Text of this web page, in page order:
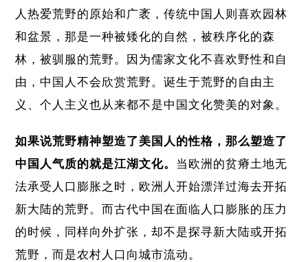
人热爱荒野的原始和广袤，传统中国人则喜欢园林
和盆景，那是一种被矮化的自然，被秩序化的森
林，被驯服的荒野。因为儒家文化不喜欢野性和自
由，中国人不会欣赏荒野。诞生于荒野的自由主
义、个人主义也从来都不是中国文化赞美的对象。
如果说荒野精神塑造了美国人的性格，那么塑造了
中国人气质的就是江湖文化。 当欧洲的贫瘠土地无
法承受人口膨胀之时，欧洲人开始漂洋过海去开拓
新大陆的荒野。而古代中国在面临人口膨胀的压力
的时候，同样向外扩张，却不是探寻新大陆或开拓
荒野，而是农村人口向城市流动。